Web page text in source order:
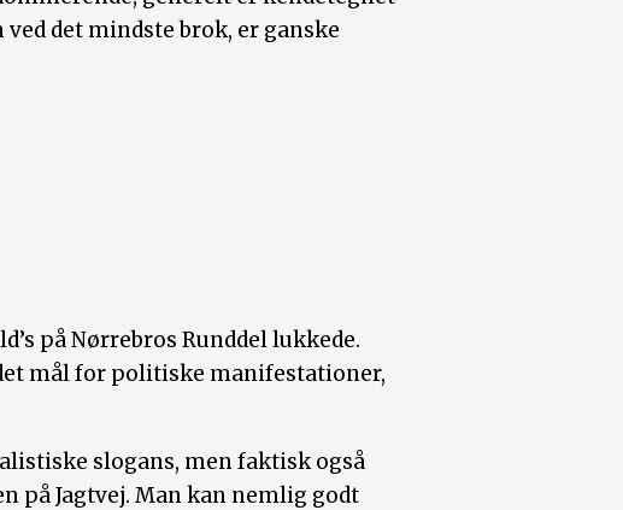
det mindste brok, er ganske
på Nørrebros Runddel lukkede.
mål for politiske manifestationer,
slogans, men faktisk også
på Jagtvej. Man kan nemlig godt